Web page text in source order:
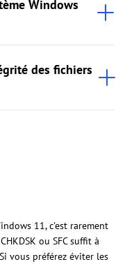
Windows
des fichiers
11, c'est rarement
ou SFC suffit à
vous préférez éviter les